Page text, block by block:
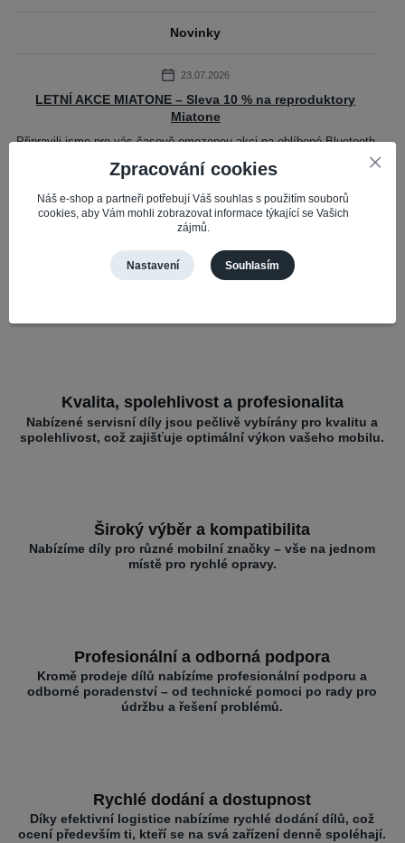
Novinky
23.07.2026
LETNÍ AKCE MIATONE – Sleva 10 % na reproduktory
Miatone
Připravili jsme pro vás časově omezenou akci na oblíbené Bluetooth
reproduktory Miatone. Do 31. 7. 2026 získáte slevu 10 % na vybrané
reproduktory Mi... číst celé
Zobrazit všechny novinky
Kvalita, spolehlivost a profesionalita
Nabízené servisní díly jsou pečlivě vybírány pro kvalitu a
spolehlivost, což zajišťuje optimální výkon vašeho mobilu.
Široký výběr a kompatibilita
Nabízíme díly pro různé mobilní značky – vše na jednom
místě pro rychlé opravy.
Profesionální a odborná podpora
Kromě prodeje dílů nabízíme profesionální podporu a
odborné poradenství – od technické pomoci po rady pro
údržbu a řešení problémů.
Rychlé dodání a dostupnost
Díky efektivní logistice nabízíme rychlé dodání dílů, což
ocení především ti, kteří se na svá zařízení denně spoléhají.
Zpracování cookies
Náš e-shop a partneři potřebují Váš souhlas s použitím souborů
cookies, aby Vám mohli zobrazovat informace týkající se Vašich
zájmů.
Nastavení Souhlasím